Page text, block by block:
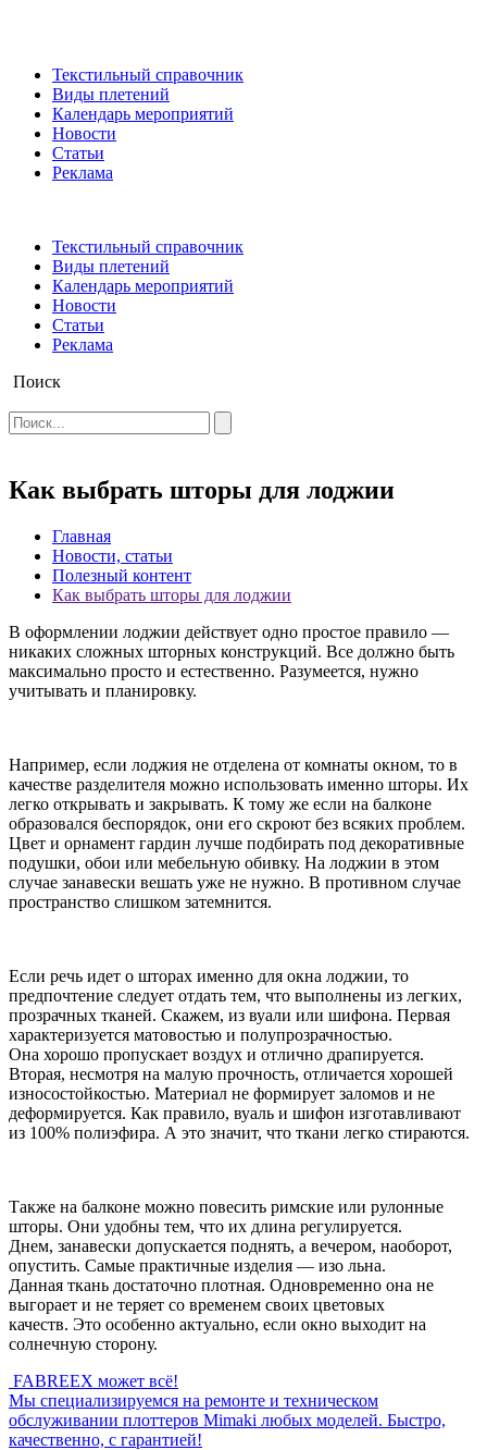
Текстильный справочник
Виды плетений
Календарь мероприятий
Новости
Статьи
Реклама
Текстильный справочник
Виды плетений
Календарь мероприятий
Новости
Статьи
Реклама
Поиск
Как выбрать шторы для лоджии
Главная
Новости, статьи
Полезный контент
Как выбрать шторы для лоджии
В оформлении лоджии действует одно простое правило —
никаких сложных шторных конструкций. Все должно быть
максимально просто и естественно. Разумеется, нужно
учитывать и планировку.
Например, если лоджия не отделена от комнаты окном, то в
качестве разделителя можно использовать именно шторы. Их
легко открывать и закрывать. К тому же если на балконе
образовался беспорядок, они его скроют без всяких проблем.
Цвет и орнамент гардин лучше подбирать под декоративные
подушки, обои или мебельную обивку. На лоджии в этом
случае занавески вешать уже не нужно. В противном случае
пространство слишком затемнится.
Если речь идет о шторах именно для окна лоджии, то
предпочтение следует отдать тем, что выполнены из легких,
прозрачных тканей. Скажем, из вуали или шифона. Первая
характеризуется матовостью и полупрозрачностью.
Она хорошо пропускает воздух и отлично драпируется.
Вторая, несмотря на малую прочность, отличается хорошей
износостойкостью. Материал не формирует заломов и не
деформируется. Как правило, вуаль и шифон изготавливают
из 100% полиэфира. А это значит, что ткани легко стираются.
Также на балконе можно повесить римские или рулонные
шторы. Они удобны тем, что их длина регулируется.
Днем, занавески допускается поднять, а вечером, наоборот,
опустить. Самые практичные изделия — изо льна.
Данная ткань достаточно плотная. Одновременно она не
выгорает и не теряет со временем своих цветовых
качеств. Это особенно актуально, если окно выходит на
солнечную сторону.
FABREEX может всё!
Мы специализируемся на ремонте и техническом
обслуживании плоттеров Mimaki любых моделей. Быстро,
качественно, с гарантией!